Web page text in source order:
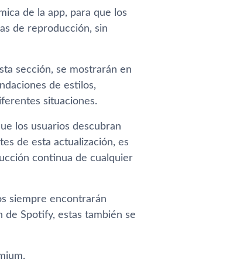
de la app, para que los
de reproducción, sin
sección, se mostrarán en
de estilos,
situaciones.
los usuarios descubran
de esta actualización, es
continua de cualquier
siempre encontrarán
Spotify, estas también se